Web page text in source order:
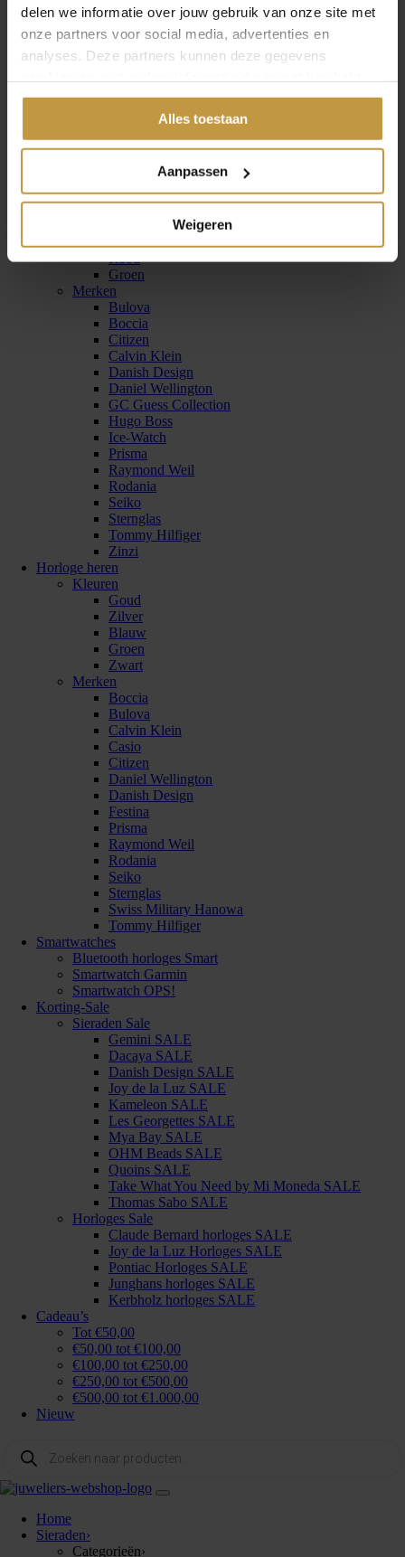
delen we informatie over jouw gebruik van onze site met
onze partners voor social media, advertenties en
analyses. Deze partners kunnen deze gegevens
gedeeld of die ze hebben verzameld via jouw gebruik van
Alles toestaan
Aanpassen
Weigeren
Tommy Hilfiger horloges
Kleuren
Blauw
Rood
Groen
Merken
Bulova
Boccia
Citizen
Calvin Klein
Danish Design
Daniel Wellington
GC Guess Collection
Hugo Boss
Ice-Watch
Prisma
Raymond Weil
Rodania
Seiko
Sternglas
Tommy Hilfiger
Zinzi
Horloge heren
Kleuren
Goud
Zilver
Blauw
Groen
Zwart
Merken
Boccia
Bulova
Calvin Klein
Casio
Citizen
Daniel Wellington
Danish Design
Festina
Prisma
Raymond Weil
Rodania
Seiko
Sternglas
Swiss Military Hanowa
Tommy Hilfiger
Smartwatches
Bluetooth horloges Smart
Smartwatch Garmin
Smartwatch OPS!
Korting-Sale
Sieraden Sale
Gemini SALE
Dacaya SALE
Danish Design SALE
Joy de la Luz SALE
Kameleon SALE
Les Georgettes SALE
Mya Bay SALE
OHM Beads SALE
Quoins SALE
Take What You Need by Mi Moneda SALE
Thomas Sabo SALE
Horloges Sale
Claude Bernard horloges SALE
Joy de la Luz Horloges SALE
Pontiac Horloges SALE
Junghans horloges SALE
Kerbholz horloges SALE
Cadeau’s
Tot €50,00
€50,00 tot €100,00
€100,00 tot €250,00
€250,00 tot €500,00
€500,00 tot €1.000,00
Nieuw
zoeken
Home
Sieraden›
Categorieën›